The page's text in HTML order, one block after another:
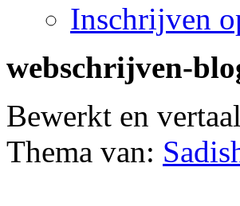
Inschrijven
webschrijven-
Bewerkt en
Thema van: